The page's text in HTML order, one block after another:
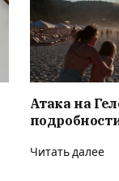
Атака на
Читать далее